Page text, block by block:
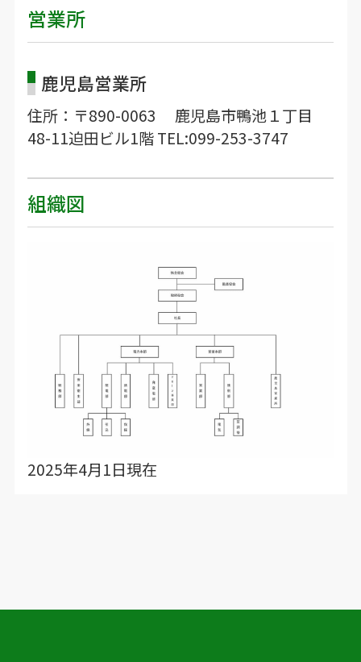
営業所
鹿児島営業所
住所：〒890-0063 鹿児島市鴨池１丁目
48-11迫田ビル1階 TEL:099-253-3747
組織図
2025年4月1日現在